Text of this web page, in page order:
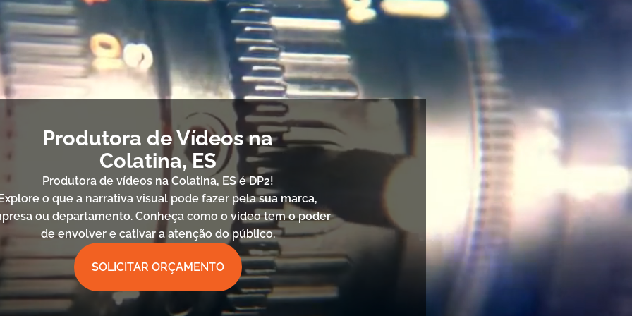
Produtora de Vídeos na
Colatina, ES
Produtora de vídeos na Colatina, ES é DP2!
o que a narrativa visual pode fazer pela sua marca,
ou departamento. Conheça como o vídeo tem o poder
de envolver e cativar a atenção do público.
SOLICITAR ORÇAMENTO